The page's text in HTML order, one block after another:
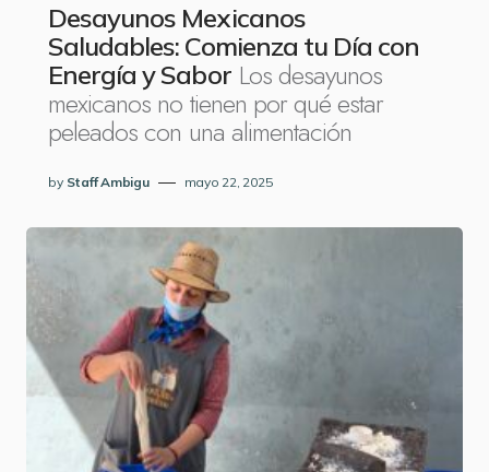
Desayunos Mexicanos
Saludables: Comienza tu Día con
Energía y Sabor Los desayunos
mexicanos no tienen por qué estar
peleados con una alimentación
by Staff Ambigu mayo 22, 2025